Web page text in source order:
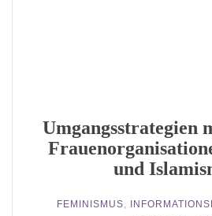
Umgangsstrategien
und
FEMINISMUS